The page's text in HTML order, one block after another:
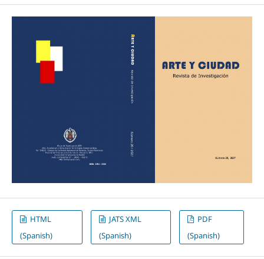
HTML
(Spanish)
JATS XML
(Spanish)
PDF
(Spanish)